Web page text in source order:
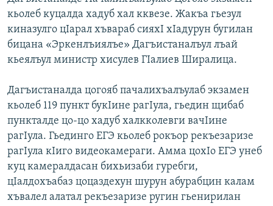
кьолеб куцалда хадуб хал кквезе. Жакъа гьезул
киназулго цIарал хъвараб сияхI хIадурун бугилан
бицана «Эркенлъиялъе» Дагъистаналъул лъай
кьеялъул министр хисулев ГIалиев Ширалица.
Дагъистаналда цогояб пачалихъалъулаб экзамен
кьолеб 119 пункт букIине рагIула, гьедин щибаб
пункталде цо-цо хадуб халкколевги вачIине
рагIула. Гьединго ЕГЭ кьолеб рокъор рекъезаризе
рагIула кIиго видеокамераги. Амма цохIо ЕГЭ унеб
куц камералдасан бихьизаби гуребги,
цIалдохъабаз цоцаздехун шурун абурабцин калам
хъвалел алатал рекъезаризе ругин гьенирилан